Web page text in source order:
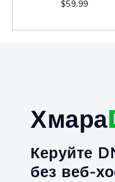
$59.99
Хмара
Керуйте
без веб-